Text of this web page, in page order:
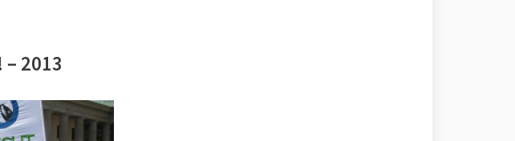
2013